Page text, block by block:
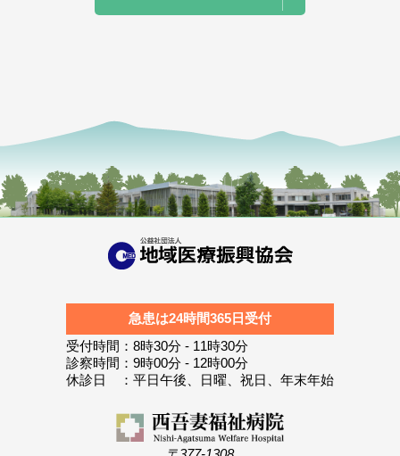
急患は24時間365日受付
受付時間：8時30分 - 11時30分
診察時間：9時00分 - 12時00分
休診日 ：平日午後、日曜、祝日、年末年始